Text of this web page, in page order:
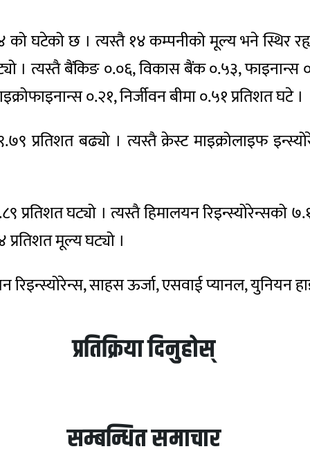
घटेको छ । त्यस्तै १४ कम्पनीको मूल्य भने स्थिर
। त्यस्तै बैंकिङ ०.०६, विकास बैंक ०.५३, फाइनान्स
०.२१, निर्जीवन बीमा ०.५१ प्रतिशत घटे ।
प्रतिशत बढ्यो । त्यस्तै क्रेस्ट माइक्रोलाइफ
प्रतिशत घट्यो । त्यस्तै हिमालयन
प्रतिशत मूल्य घट्यो ।
साहस ऊर्जा, एसवाई प्यानल, युनियन
प्रतिक्रिया दिनुहोस्
सम्बन्धित समाचार